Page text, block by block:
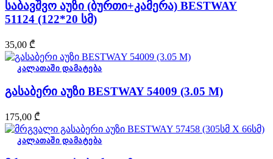
საბავშვო აუზი (ბურთი+კამერა) BESTWAY
51124 (122*20 სმ)
35,00 ₾
კალათაში დამატება
გასაბერი აუზი BESTWAY 54009 (3.05 M)
175,00 ₾
კალათაში დამატება